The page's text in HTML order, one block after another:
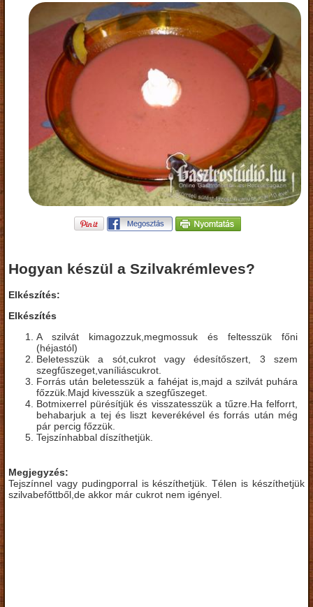
Hogyan készül a Szilvakrémleves?
Elkészítés:
Elkészítés
A szilvát kimagozzuk,megmossuk és feltesszük főni
(héjastól)
Beletesszük a sót,cukrot vagy édesítőszert, 3 szem
szegfűszeget,vaníliáscukrot.
Forrás után beletesszük a fahéjat is,majd a szilvát puhára
főzzük.Majd kivesszük a szegfűszeget.
Botmixerrel pürésítjük és visszatesszük a tűzre. Ha felforrt,
behabarjuk a tej és liszt keverékével és forrás után még
pár percig főzzük.
Tejszínhabbal díszíthetjük.
Megjegyzés:
Tejszínnel vagy pudingporral is készíthetjük. Télen is készíthetjük
szilvabefőttből,de akkor már cukrot nem igényel.